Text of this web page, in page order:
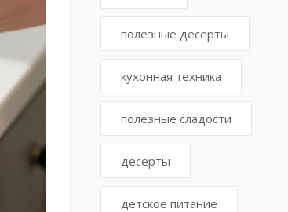
полезные десерты
кухонная техника
полезные сладости
десерты
детское питание